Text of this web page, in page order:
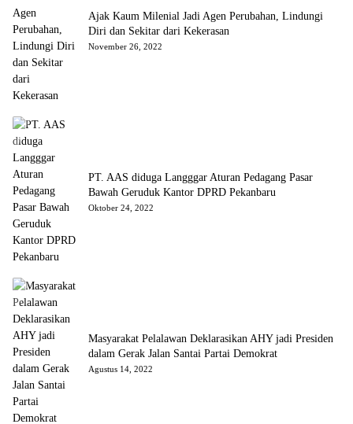
Ajak Kaum Milenial Jadi Agen Perubahan, Lindungi
Diri dan Sekitar dari Kekerasan
November 26, 2022
PT. AAS diduga Langggar Aturan Pedagang Pasar
Bawah Geruduk Kantor DPRD Pekanbaru
Oktober 24, 2022
Masyarakat Pelalawan Deklarasikan AHY jadi Presiden
dalam Gerak Jalan Santai Partai Demokrat
Agustus 14, 2022